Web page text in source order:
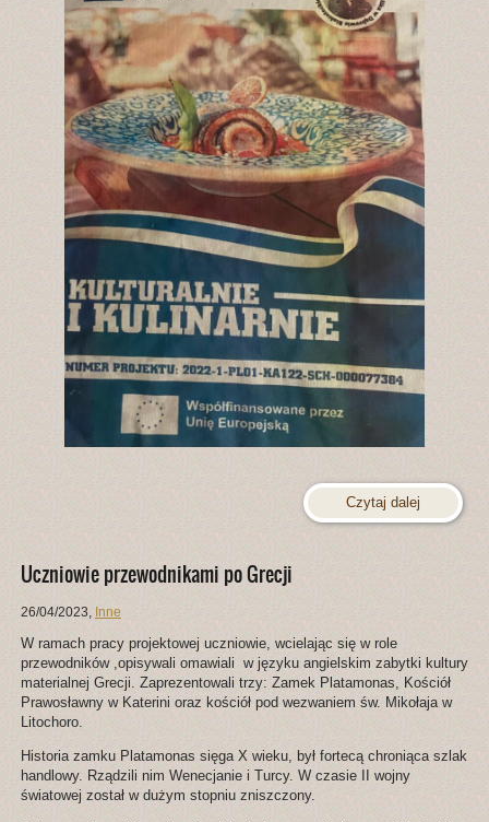
Czytaj dalej
Uczniowie przewodnikami po Grecji
26/04/2023, Inne
W ramach pracy projektowej uczniowie, wcielając się w role
przewodników ,opisywali omawiali w języku angielskim zabytki kultury
materialnej Grecji. Zaprezentowali trzy: Zamek Platamonas, Kościół
Prawosławny w Katerini oraz kościół pod wezwaniem św. Mikołaja w
Litochoro.
Historia zamku Platamonas sięga X wieku, był fortecą chroniąca szlak
handlowy. Rządzili nim Wenecjanie i Turcy. W czasie II wojny
światowej został w dużym stopniu zniszczony.